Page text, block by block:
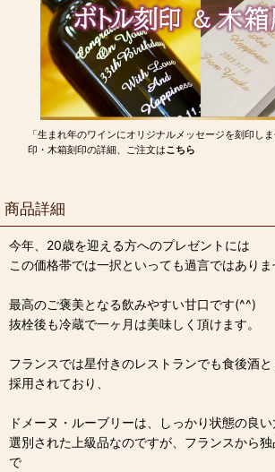
「生まれ年のワインにオリジナルメッセージを刻印し
印・木箱刻印の詳細、ご注文はこちら
商品詳細
今年、20歳を迎える方へのプレゼントには
この価格帯では一択といっても過言ではありま
最高のご褒美となる飲みやすい甘口です(^^)
抜栓後も冷蔵で一ヶ月は美味しく頂けます。
フランスでは星付きのレストランでも食後酒と
採用されており、
ドメーヌ・ルーブリーは、しっかり状態の良
選別された上級品なのですが、フランスから
で